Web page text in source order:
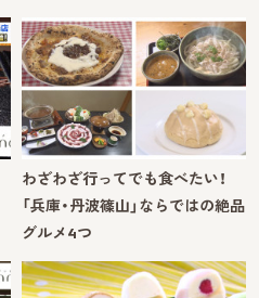
わざわざ行ってでも食べたい！
「兵庫・丹波篠山」ならではの絶品
グルメ4つ